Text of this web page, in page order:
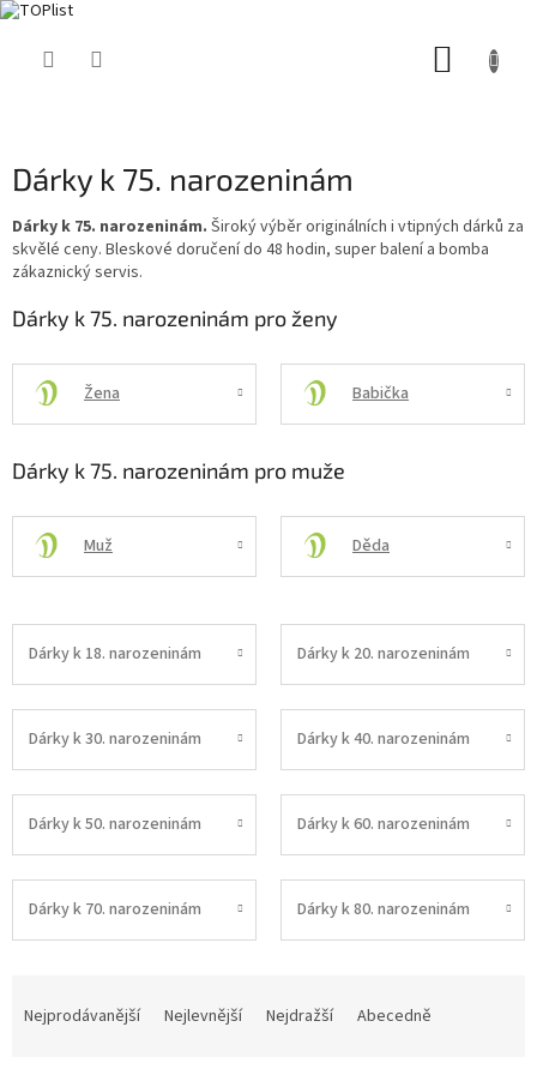
Dárky k 75. narozeninám
Dárky k 75. narozeninám. Široký výběr originálních i vtipných dárků za
skvělé ceny. Bleskové doručení do 48 hodin, super balení a bomba
zákaznický servis.
Dárky k 75. narozeninám pro ženy
Žena Babička
Dárky k 75. narozeninám pro muže
Muž Děda
Dárky k 18. narozeninám Dárky k 20. narozeninám
Dárky k 30. narozeninám Dárky k 40. narozeninám
Dárky k 50. narozeninám Dárky k 60. narozeninám
Dárky k 70. narozeninám Dárky k 80. narozeninám
Nejprodávanější Nejlevnější Nejdražší Abecedně